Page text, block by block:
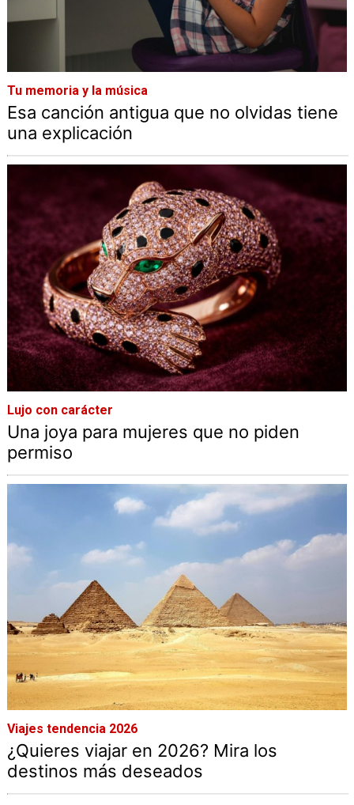
Tu memoria y la música
Esa canción antigua que no olvidas tiene
una explicación
Lujo con carácter
Una joya para mujeres que no piden
permiso
Viajes tendencia 2026
¿Quieres viajar en 2026? Mira los
destinos más deseados